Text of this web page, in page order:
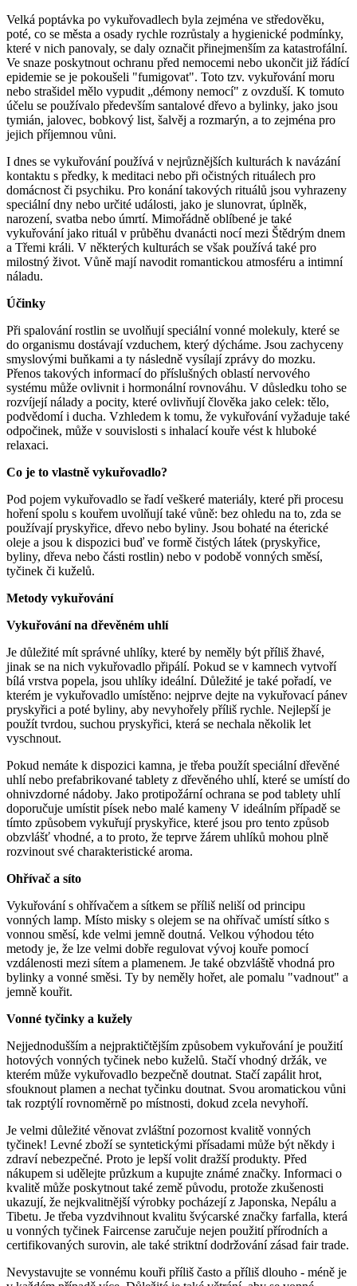
Velká poptávka po vykuřovadlech byla zejména ve středověku,
poté, co se města a osady rychle rozrůstaly a hygienické podmínky,
které v nich panovaly, se daly označit přinejmenším za katastrofální.
Ve snaze poskytnout ochranu před nemocemi nebo ukončit již řádící
epidemie se je pokoušeli "fumigovat". Toto tzv. vykuřování moru
nebo strašidel mělo vypudit „démony nemocí" z ovzduší. K tomuto
účelu se používalo především santalové dřevo a bylinky, jako jsou
tymián, jalovec, bobkový list, šalvěj a rozmarýn, a to zejména pro
jejich příjemnou vůni.
I dnes se vykuřování používá v nejrůznějších kulturách k navázání
kontaktu s předky, k meditaci nebo při očistných rituálech pro
domácnost či psychiku. Pro konání takových rituálů jsou vyhrazeny
speciální dny nebo určité události, jako je slunovrat, úplněk,
narození, svatba nebo úmrtí. Mimořádně oblíbené je také
vykuřování jako rituál v průběhu dvanácti nocí mezi Štědrým dnem
a Třemi králi. V některých kulturách se však používá také pro
milostný život. Vůně mají navodit romantickou atmosféru a intimní
náladu.
Účinky
Při spalování rostlin se uvolňují speciální vonné molekuly, které se
do organismu dostávají vzduchem, který dýcháme. Jsou zachyceny
smyslovými buňkami a ty následně vysílají zprávy do mozku.
Přenos takových informací do příslušných oblastí nervového
systému může ovlivnit i hormonální rovnováhu. V důsledku toho se
rozvíjejí nálady a pocity, které ovlivňují člověka jako celek: tělo,
podvědomí i ducha. Vzhledem k tomu, že vykuřování vyžaduje také
odpočinek, může v souvislosti s inhalací kouře vést k hluboké
relaxaci.
Co je to vlastně vykuřovadlo?
Pod pojem vykuřovadlo se řadí veškeré materiály, které při procesu
hoření spolu s kouřem uvolňují také vůně: bez ohledu na to, zda se
používají pryskyřice, dřevo nebo byliny. Jsou bohaté na éterické
oleje a jsou k dispozici buď ve formě čistých látek (pryskyřice,
byliny, dřeva nebo části rostlin) nebo v podobě vonných směsí,
tyčinek či kuželů.
Metody vykuřování
Vykuřování na dřevěném uhlí
Je důležité mít správné uhlíky, které by neměly být příliš žhavé,
jinak se na nich vykuřovadlo připálí. Pokud se v kamnech vytvoří
bílá vrstva popela, jsou uhlíky ideální. Důležité je také pořadí, ve
kterém je vykuřovadlo umístěno: nejprve dejte na vykuřovací pánev
pryskyřici a poté byliny, aby nevyhořely příliš rychle. Nejlepší je
použít tvrdou, suchou pryskyřici, která se nechala několik let
vyschnout.
Pokud nemáte k dispozici kamna, je třeba použít speciální dřevěné
uhlí nebo prefabrikované tablety z dřevěného uhlí, které se umístí do
ohnivzdorné nádoby. Jako protipožární ochrana se pod tablety uhlí
doporučuje umístit písek nebo malé kameny V ideálním případě se
tímto způsobem vykuřují pryskyřice, které jsou pro tento způsob
obzvlášť vhodné, a to proto, že teprve žárem uhlíků mohou plně
rozvinout své charakteristické aroma.
Ohřívač a síto
Vykuřování s ohřívačem a sítkem se příliš neliší od principu
vonných lamp. Místo misky s olejem se na ohřívač umístí sítko s
vonnou směsí, kde velmi jemně doutná. Velkou výhodou této
metody je, že lze velmi dobře regulovat vývoj kouře pomocí
vzdálenosti mezi sítem a plamenem. Je také obzvláště vhodná pro
bylinky a vonné směsi. Ty by neměly hořet, ale pomalu "vadnout" a
jemně kouřit.
Vonné tyčinky a kužely
Nejjednodušším a nejpraktičtějším způsobem vykuřování je použití
hotových vonných tyčinek nebo kuželů. Stačí vhodný držák, ve
kterém může vykuřovadlo bezpečně doutnat. Stačí zapálit hrot,
sfouknout plamen a nechat tyčinku doutnat. Svou aromatickou vůni
tak rozptýlí rovnoměrně po místnosti, dokud zcela nevyhoří.
Je velmi důležité věnovat zvláštní pozornost kvalitě vonných
tyčinek! Levné zboží se syntetickými přísadami může být někdy i
zdraví nebezpečné. Proto je lepší volit dražší produkty. Před
nákupem si udělejte průzkum a kupujte známé značky. Informaci o
kvalitě může poskytnout také země původu, protože zkušenosti
ukazují, že nejkvalitnější výrobky pocházejí z Japonska, Nepálu a
Tibetu. Je třeba vyzdvihnout kvalitu švýcarské značky farfalla, která
u vonných tyčinek Faircense zaručuje nejen použití přírodních a
certifikovaných surovin, ale také striktní dodržování zásad fair trade.
Nevystavujte se vonnému kouři příliš často a příliš dlouho - méně je